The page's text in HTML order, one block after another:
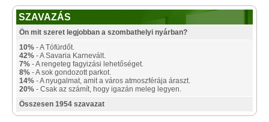
SZAVAZÁS
Ön mit szeret legjobban a szombathelyi nyárban?
10% - A Tófürdőt.
42% - A Savaria Karnevált.
7% - A rengeteg fagyizási lehetőséget.
8% - A sok gondozott parkot.
14% - A nyugalmat, amit a város atmoszférája áraszt.
20% - Csak az számít, hogy igazán meleg legyen.
Összesen 1954 szavazat